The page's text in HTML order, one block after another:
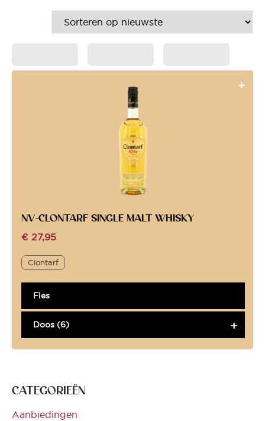
CATEGORIEËN
Aanbiedingen
NV-CLONTARF SINGLE MALT WHISKY
€ 27,95
Clontarf
Fles
Doos (6)